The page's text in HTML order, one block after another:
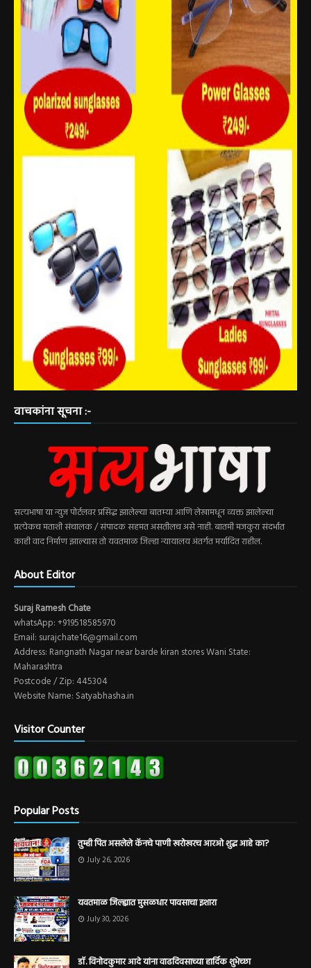
वाचकांना सूचना :-
सत्यभाषा या न्युज पोर्टलवर प्रसिद्ध झालेल्या बातम्या आणि लेखामधून व्यक्त झालेल्या
प्रत्येकच मताशी संचालक / संपादक सहमत असतीलच असे नाही. बातमी मजकुरा संदर्भात
काही वाद निर्माण झाल्यास तो यवतमाळ जिल्हा न्यायालय अंतर्गत मर्यादित राहील.
About Editor
Suraj Ramesh Chate
whatsApp: +919518585970
Email: surajchate16@gmail.com
Address: Rangnath Nagar near barde kiran stores Wani State:
Maharashtra
Postcode / Zip: 445304
Website Name: Satyabhasha.in
Visitor Counter
Popular Posts
तुम्ही पित असलेले कॅनचे पाणी खरोखरच आरओ शुद्ध आहे का?
July 26, 2026
यवतमाळ जिल्ह्यात मुसळधार पावसाचा इशारा
July 30, 2026
डॉ. विनोदकुमार आदे यांना वाढदिवसाच्या हार्दिक शुभेच्छा